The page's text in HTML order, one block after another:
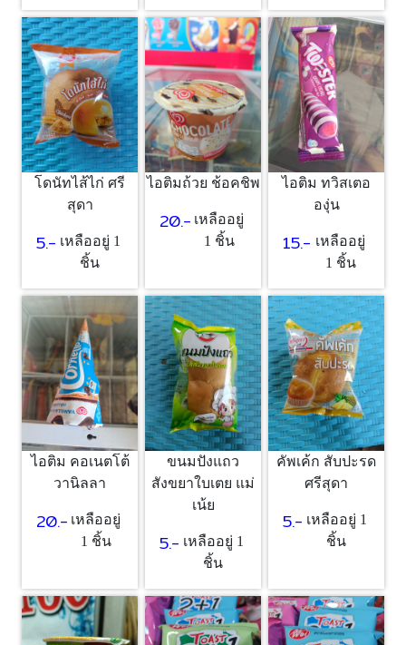
โดนัทไส้ไก่ ศรี
สุดา
5.- เหลืออยู่ 1
ชิ้น
ไอติมถ้วย ช้อคชิพ
20.- เหลืออยู่
1 ชิ้น
ไอติม ทวิสเตอ
องุ่น
15.- เหลืออยู่
1 ชิ้น
ไอติม คอเนตโต้
วานิลลา
20.- เหลืออยู่
1 ชิ้น
ขนมปังแถว
สังขยาใบเตย แม่
เน้ย
5.- เหลืออยู่ 1
ชิ้น
คัพเค้ก สับปะรด
ศรีสุดา
5.- เหลืออยู่ 1
ชิ้น